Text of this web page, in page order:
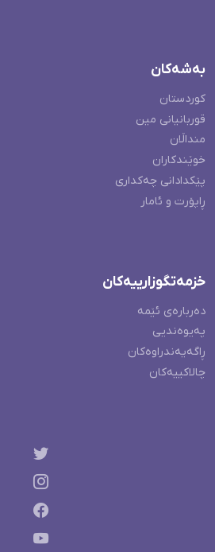
بەشەکان
کوردستان
قوربانیانی مین
منداڵان
خوێندکاران
پێکدادانی چەکداری
ڕاپۆرت و ئامار
خزمەتگوزارییەکان
دەربارەی ئێمە
پەیوەندیی
ڕاگەیەندراوەکان
چالاکییەکان